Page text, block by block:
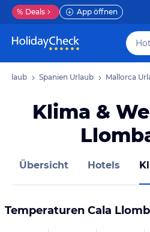
% Deals App öffnen
Urlaub Spanien Urlaub Mallorca
Klima &
Übersicht Hotels
Temperaturen Cala